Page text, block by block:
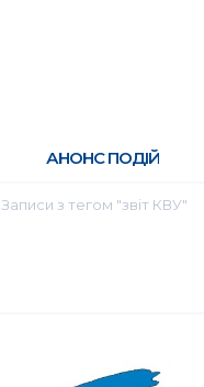
АНОНС ПОДІЙ
Записи з тегом "звіт КВУ"